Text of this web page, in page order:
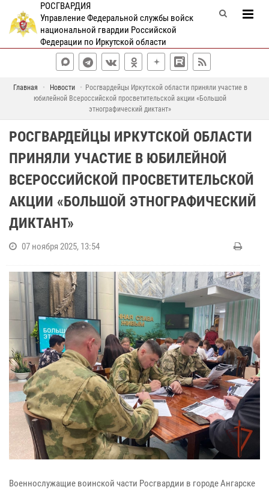
РОСГВАРДИЯ
Управление Федеральной службы войск
национальной гвардии Российской
Федерации по Иркутской области
Главная Новости
Росгвардейцы Иркутской области приняли участие в
юбилейной Всероссийской просветительской акции «Большой
этнографический диктант»
РОСГВАРДЕЙЦЫ ИРКУТСКОЙ ОБЛАСТИ
ПРИНЯЛИ УЧАСТИЕ В ЮБИЛЕЙНОЙ
ВСЕРОССИЙСКОЙ ПРОСВЕТИТЕЛЬСКОЙ
АКЦИИ «БОЛЬШОЙ ЭТНОГРАФИЧЕСКИЙ
ДИКТАНТ»
07 ноября 2025, 13:54
Военнослужащие воинской части Росгвардии в городе Ангарске